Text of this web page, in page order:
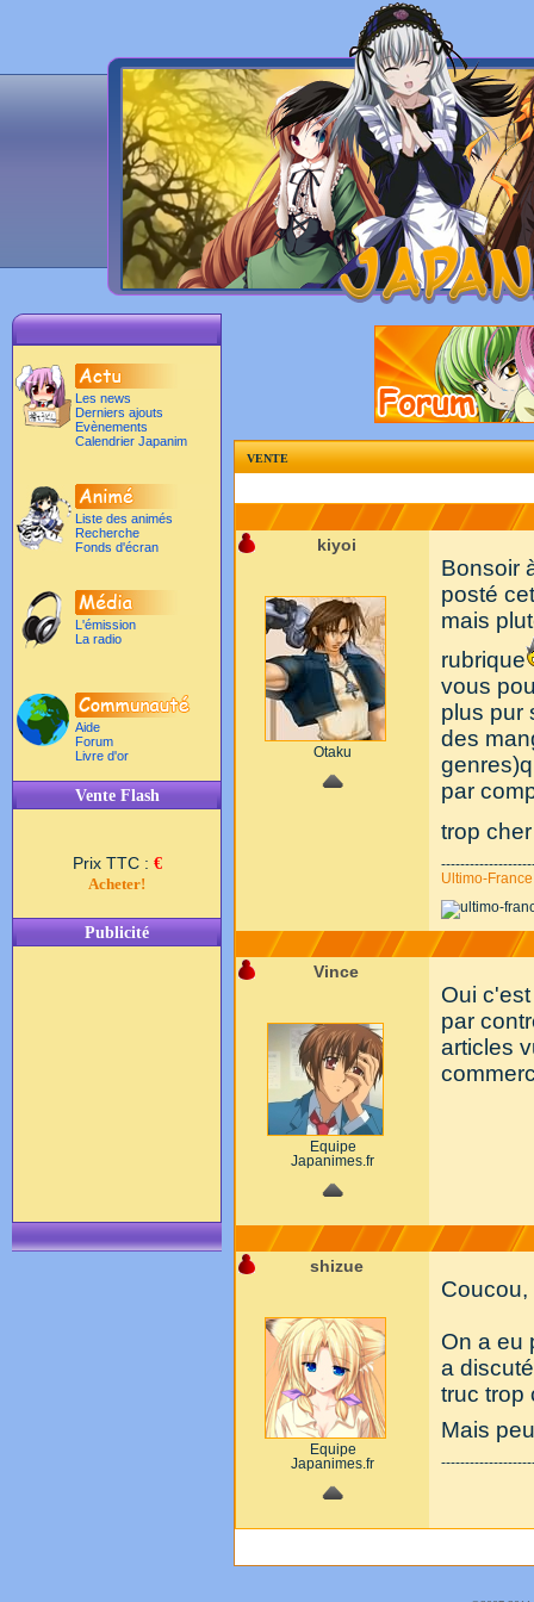
Les news
Derniers ajouts
Evènements
Calendrier Japanim
Liste des animés
Recherche
Fonds d'écran
L'émission
La radio
Aide
Forum
Livre d'or
Vente Flash
Prix TTC : €
Acheter!
Publicité
vente
kiyoi
Otaku
Bonsoir
posté
mais
rubrique
vous
plus pur
des
par
trop
Ultimo-
Vince
Equipe
Japanimes.fr
Oui
par
articles
shizue
Equipe
Japanimes.fr
Coucou,
On a eu
a
truc trop
Mais